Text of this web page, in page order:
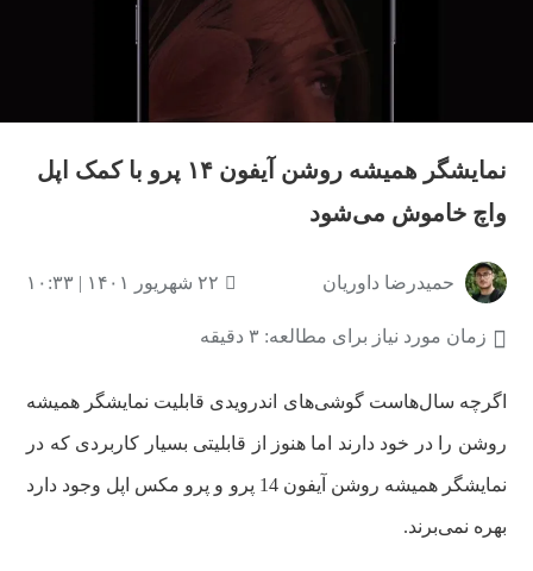
نمایشگر همیشه روشن آیفون ۱۴ پرو با کمک اپل
واچ خاموش می‌شود
حمیدرضا داوریان ۲۲ شهریور ۱۴۰۱ | ۱۰:۳۳
زمان مورد نیاز برای مطالعه: ۳ دقیقه
اگرچه سال‌هاست گوشی‌های اندرویدی قابلیت نمایشگر همیشه
روشن را در خود دارند اما هنوز از قابلیتی بسیار کاربردی که در
نمایشگر همیشه روشن آیفون 14 پرو و پرو مکس اپل وجود دارد
بهره نمی‌برند.